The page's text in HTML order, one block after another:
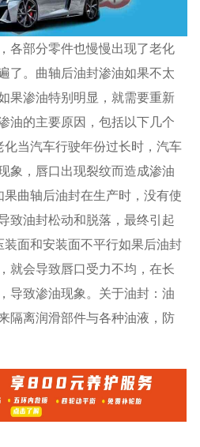
各部分零件也慢慢出现了老化
了。曲轴后油封渗油如果不太
果渗油特别明显，就需要重新
油的主要原因，包括以下几个
当汽车行驶年份过长时，汽车
象，唇口出现裂纹而造成渗油
曲轴后油封在生产时，没有使
致油封松动和脱落，最终引起
面和安装面不平行如果后油封
就会导致唇口受力不均，在长
导致渗油现象。关于油封：油
隔离润滑部件与各种油液，防